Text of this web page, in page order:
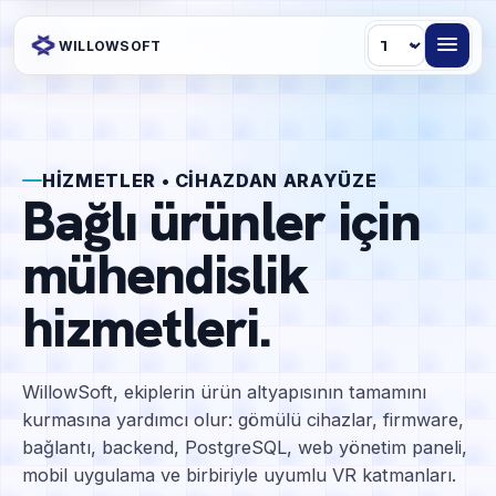
WILLOWSOFT Dil
HIZMETLER • CIHAZDAN ARAYÜZE
Bağlı ürünler için
mühendislik
hizmetleri.
WillowSoft, ekiplerin ürün altyapısının tamamını
kurmasına yardımcı olur: gömülü cihazlar, firmware,
bağlantı, backend, PostgreSQL, web yönetim paneli,
mobil uygulama ve birbiriyle uyumlu VR katmanları.